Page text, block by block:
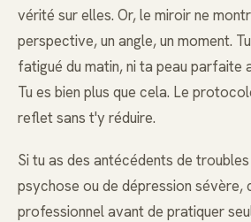
vérité sur elles. Or, le miroir ne
perspective, un angle, un moment.
fatigué du matin, ni ta peau parfaite
Tu es bien plus que cela. Le
reflet sans t'y réduire.
Si tu as des antécédents de
psychose ou de dépression sévère,
professionnel avant de pratiquer